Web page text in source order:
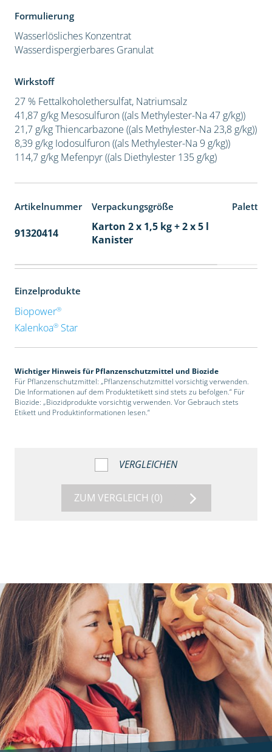
Formulierung
Wasserlösliches Konzentrat
Wasserdispergierbares Granulat
Wirkstoff
27 % Fettalkoholethersulfat, Natriumsalz
41,87 g/kg Mesosulfuron ((als Methylester-Na 47 g/kg))
21,7 g/kg Thiencarbazone ((als Methylester-Na 23,8 g/kg))
8,39 g/kg Iodosulfuron ((als Methylester-Na 9 g/kg))
114,7 g/kg Mefenpyr ((als Diethylester 135 g/kg)
Artikelnummer Verpackungsgröße
91320414
Karton 2 x 1,5 kg + 2 x 5 l
Kanister
Einzelprodukte
Biopower®
Kalenkoa®Star
Wichtiger Hinweis für Pflanzenschutzmittel und Biozide
Für Pflanzenschutzmittel: „Pflanzenschutzmittel vorsichtig verwenden.
Die Informationen auf dem Produktetikett sind stets zu befolgen.“ Für
Biozide: „Biozidprodukte vorsichtig verwenden. Vor Gebrauch stets
Etikett und Produktinformationen lesen.“
VERGLEICHEN
ZUM VERGLEICH (0)